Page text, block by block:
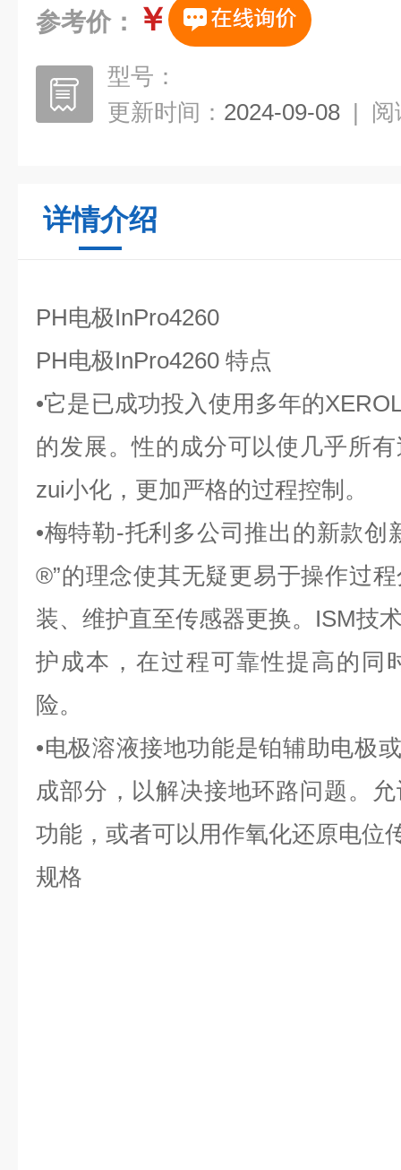
参考价： ￥
型号：
更新时间： 2024-09-08 | 阅
详情介绍
PH电极InPro4260
PH电极InPro4260 特点
•它是已成功投入使用多年的
的发展。性的成分可以使几乎所
zui小化，更加严格的过程控制。
•梅特勒-托利多公司推出的新款创
®”的理念使其无疑更易于操作过
装、维护直至传感器更换。ISM技
护成本，在过程可靠性提高的同
险。
•电极溶液接地功能是铂辅助电极
成部分，以解决接地环路问题。
功能，或者可以用作氧化还原电位
规格